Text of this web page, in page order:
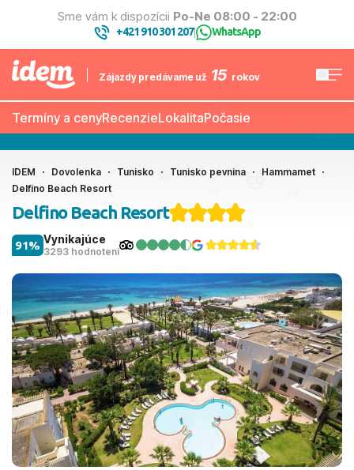
Sme vám k dispozícii Po-Ne 08:00 - 22:00
+421 910 301 207| WhatsApp
Zájazdy predávame už 15 rokov
Termíny a cenyRecenzieLokalitaPočasie
IDEM Dovolenka Tunisko Tunisko pevnina
Hammamet
Delfino Beach Resort
Delfino Beach Resort
Vynikajúce
3293 hodnotení
91%